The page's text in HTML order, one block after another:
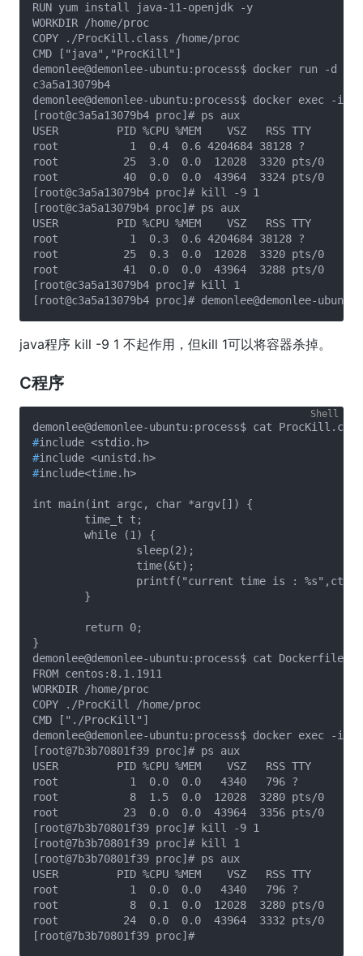
RUN yum install java-11-openjdk -y
WORKDIR /home/proc
COPY ./ProcKill.class /home/proc
CMD ["java","ProcKill"]
demonlee@demonlee-ubuntu:process$ docker run -
c3a5a13079b4
demonlee@demonlee-ubuntu:process$ docker exec
[root@c3a5a13079b4 proc]# ps aux
USER         PID %CPU %MEM    VSZ   RSS TTY
root           1  0.4  0.6 4204684 38128 ?
root          25  3.0  0.0  12028  3320 pts/0
root          40  0.0  0.0  43964  3324 pts/0
[root@c3a5a13079b4 proc]# kill -9 1
[root@c3a5a13079b4 proc]# ps aux
USER         PID %CPU %MEM    VSZ   RSS TTY
root           1  0.3  0.6 4204684 38128 ?
root          25  0.3  0.0  12028  3320 pts/0
root          41  0.0  0.0  43964  3288 pts/0
[root@c3a5a13079b4 proc]# kill 1
java程序 kill -9 1 不起作用，但kill 1可以将容器杀掉。
C程序
#include <stdio.h>
#include <unistd.h>
#include<time.h>
int main(int argc, char *argv[]) {
}
demonlee@demonlee-ubuntu:process$ cat Dockerfile_c
FROM centos:8.1.1911
WORKDIR /home/proc
COPY ./ProcKill /home/proc
CMD ["./ProcKill"]
demonlee@demonlee-ubuntu:process$ docker exec -
[root@7b3b70801f39 proc]# ps aux
USER         PID %CPU %MEM    VSZ   RSS TTY
root           1  0.0  0.0   4340   796 ?        Ss
root           8  1.5  0.0  12028  3280 pts/0    Ss
root          23  0.0  0.0  43964  3356 pts/0
[root@7b3b70801f39 proc]# kill -9 1
[root@7b3b70801f39 proc]# kill 1
[root@7b3b70801f39 proc]# ps aux
USER         PID %CPU %MEM    VSZ   RSS TTY
root           1  0.0  0.0   4340   796 ?        Ss
root           8  0.1  0.0  12028  3280 pts/0    Ss
root          24  0.0  0.0  43964  3332 pts/0